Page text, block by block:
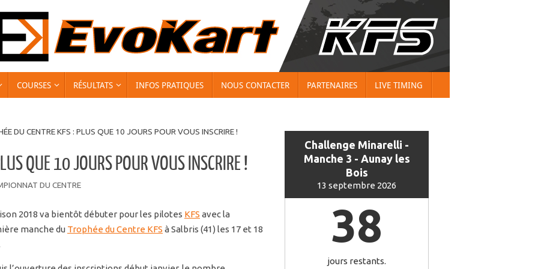
COURSES RÉSULTATS INFOS PRATIQUES NOUS CONTACTER PARTENAIRES LIVE TIMING
DU CENTRE KFS : PLUS QUE 10 JOURS POUR VOUS INSCRIRE !
QUE 10 JOURS POUR VOUS INSCRIRE !
DU CENTRE
2018 va bientôt débuter pour les pilotes KFS avec la
manche du Trophée du Centre KFS à Salbris (41) les 17 et 18
Challenge Minarelli -
Manche 3 - Aunay les
Bois
13 septembre 2026
38
jours restants.